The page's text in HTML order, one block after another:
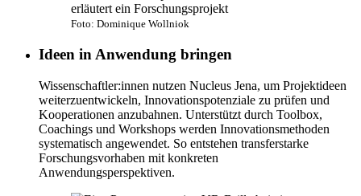
Foto: Dominique Wollniok
Ideen in Anwendung bringen
Wissenschaftler:innen nutzen Nucleus Jena, um Projektideen
weiterzuentwickeln, Innovationspotenziale zu prüfen und
Kooperationen anzubahnen. Unterstützt durch Toolbox,
Coachings und Workshops werden Innovationsmethoden
systematisch angewendet. So entstehen transferstarke
Forschungsvorhaben mit konkreten
Anwendungsperspektiven.